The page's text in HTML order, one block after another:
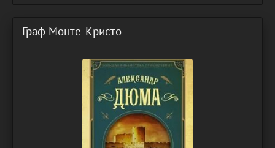
Граф Монте-Кристо